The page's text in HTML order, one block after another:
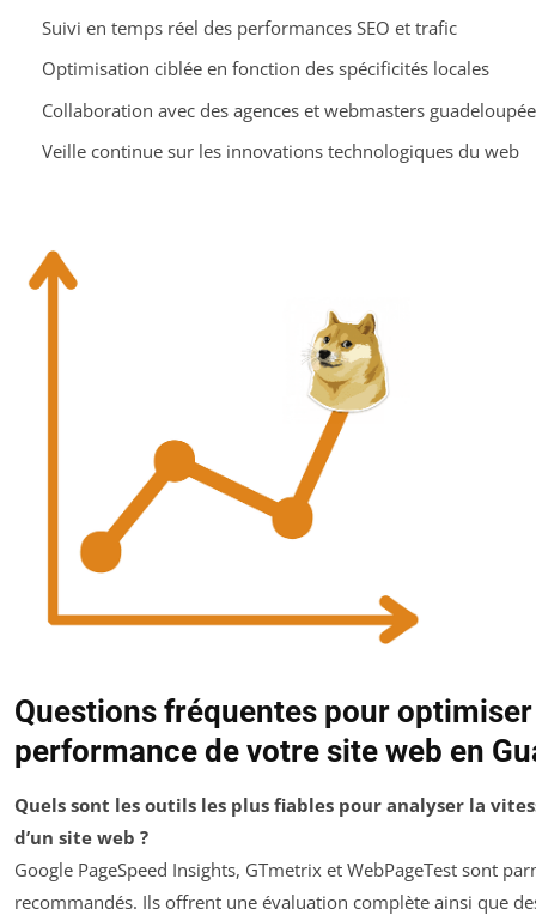
Suivi en temps réel des performances SEO et trafic
Optimisation ciblée en fonction des spécificités locales
Collaboration avec des agences et webmasters
Veille continue sur les innovations technologiques du web
Questions fréquentes pour
performance de votre site web en
Quels sont les outils les plus fiables pour analyser la
d’un site web ?
Google PageSpeed Insights, GTmetrix et WebPageTest sont
recommandés. Ils offrent une évaluation complète ainsi que